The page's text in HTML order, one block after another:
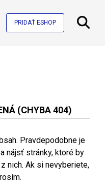
PRIDAŤ ESHOP
(CHYBA 404)
Pravdepodobne je
nájsť stránky, ktoré by
nich. Ak si nevyberiete,